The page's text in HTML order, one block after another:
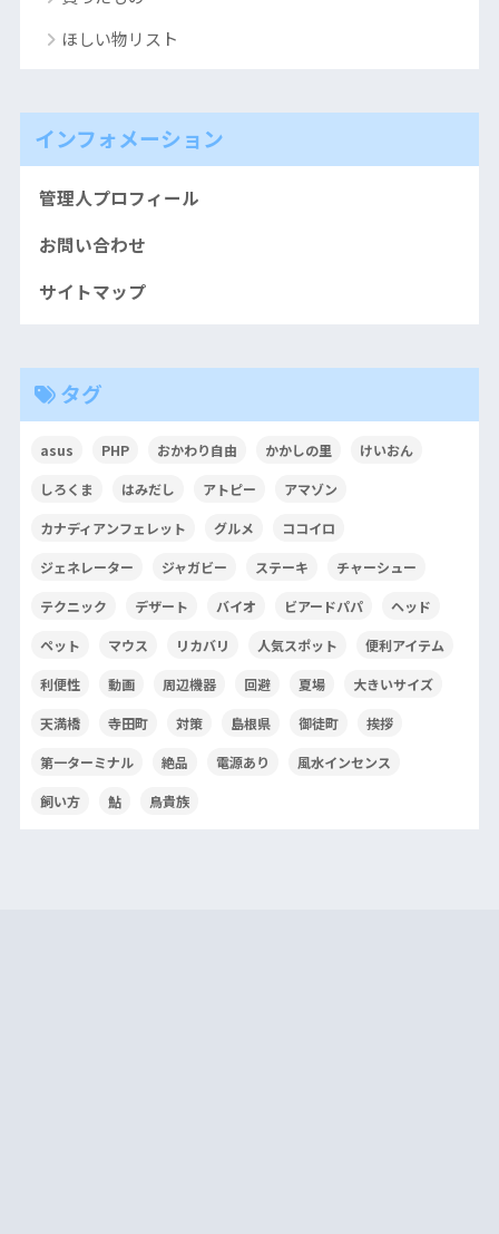
ほしい物リスト
インフォメーション
管理人プロフィール
お問い合わせ
サイトマップ
タグ
asus PHP おかわり自由 かかしの里 けいおん
しろくま はみだし アトピー アマゾン
カナディアンフェレット グルメ ココイロ
ジェネレーター ジャガビー ステーキ チャーシュー
テクニック デザート バイオ ビアードパパ ヘッド
ペット マウス リカバリ 人気スポット 便利アイテム
利便性 動画 周辺機器 回避 夏場 大きいサイズ
天満橋 寺田町 対策 島根県 御徒町 挨拶
第一ターミナル 絶品 電源あり 風水インセンス
飼い方 鮎 鳥貴族